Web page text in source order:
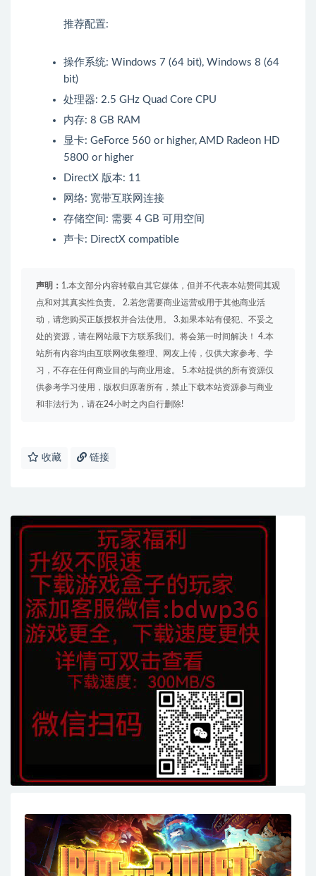
推荐配置:
操作系统: Windows 7 (64 bit), Windows 8 (64
bit)
处理器: 2.5 GHz Quad Core CPU
内存: 8 GB RAM
显卡: GeForce 560 or higher, AMD Radeon HD
5800 or higher
DirectX 版本: 11
网络: 宽带互联网连接
存储空间: 需要 4 GB 可用空间
声卡: DirectX compatible
声明： 1.本文部分内容转载自其它媒体，但并不代表本站赞同其观
点和对其真实性负责。 2.若您需要商业运营或用于其他商业活
动，请您购买正版授权并合法使用。 3.如果本站有侵犯、不妥之
处的资源，请在网站最下方联系我们。将会第一时间解决！ 4.本
站所有内容均由互联网收集整理、网友上传，仅供大家参考、学
习，不存在任何商业目的与商业用途。 5.本站提供的所有资源仅
供参考学习使用，版权归原著所有，禁止下载本站资源参与商业
和非法行为，请在24小时之内自行删除!
收藏 链接